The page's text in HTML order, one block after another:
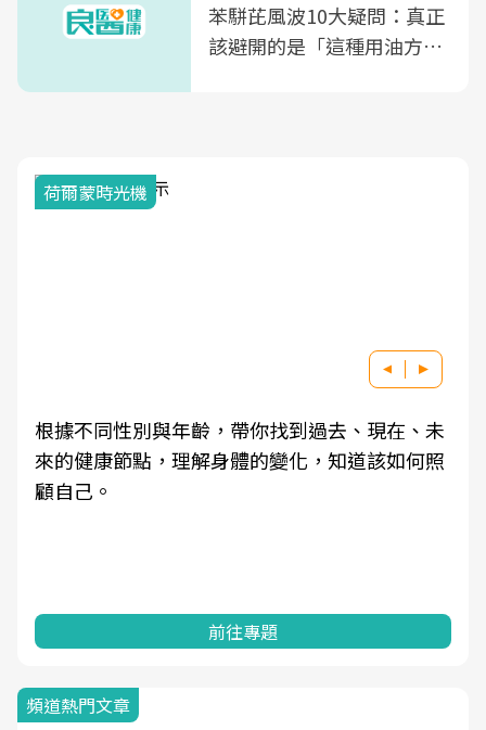
苯駢芘風波10大疑問：真正
該避開的是「這種用油方
荷爾蒙時光機
根據不同性別與年齡，帶你找到過去、現在、未
來的健康節點，理解身體的變化，知道該如何照
顧自己。
前往專題
頻道熱門文章